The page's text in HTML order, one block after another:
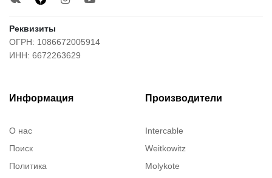
Реквизиты
ОГРН: 1086672005914
ИНН: 6672263629
Информация
О нас
Поиск
Политика
Производители
Intercable
Weitkowitz
Molykote